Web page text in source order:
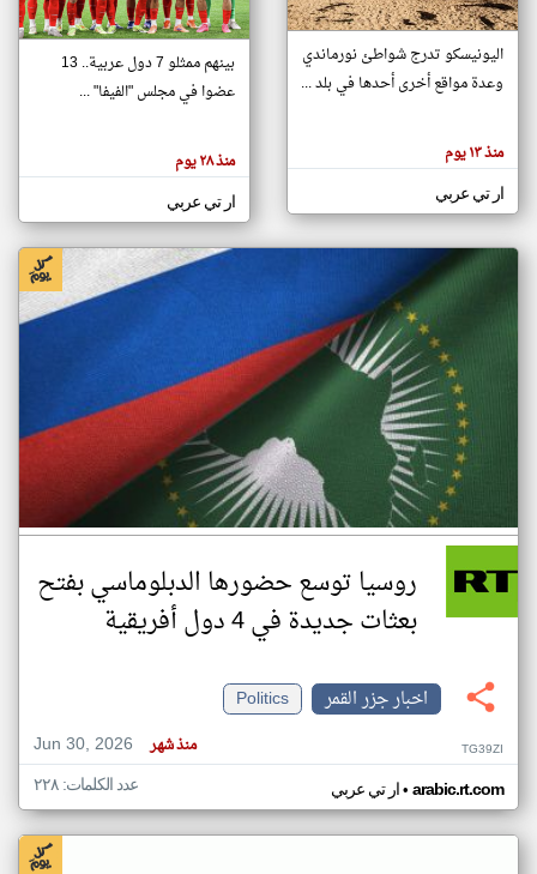
تغيير الدولة
اخبار جزر القمر على مدار الساعة
أهم اخبار جزر القمر العاجلة والمباشرة
هنا عن
وجهة
كاتبيها.
اليونيسكو تدرج شواطئ نورماندي
وعدة مواقع أخرى أحدها في بلد ...
منذ ١٣ يوم
ار تي عربي
بينهم ممثلو 7 دول عربية.. 13
عضوا في مجلس "الفيفا" ...
منذ ٢٨ يوم
ار تي عربي
روسيا توسع حضورها الدبلوماسي بفتح
بعثات جديدة في 4 دول أفريقية
اخبار جزر القمر
Politics
Jun 30, 2026
منذ شهر TG39ZI
ار تي عربي• arabic.rt.com عدد الكلمات: ٢٢٨
klyoum.com